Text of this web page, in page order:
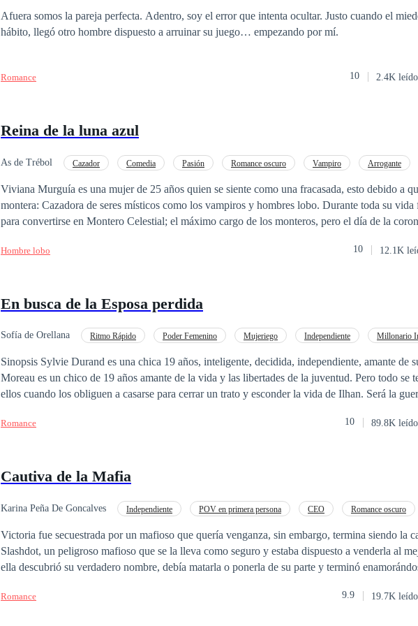
Afuera somos la pareja perfecta. Adentro, soy el error que intenta ocultar. Justo cuando el
hábito, llegó otro hombre dispuesto a arruinar su juego… empezando por mí.
Romance 10 2.4K
Reina de la luna azul
As de Trébol Cazador Comedia Pasión Romance oscuro Vampiro Arrogante
Viviana Murguía es una mujer de 25 años quien se siente como una fracasada, esto debido a
montera: Cazadora de seres místicos como los vampiros y hombres lobo. Durante toda su vida
para convertirse en Montero Celestial; el máximo cargo de los monteros, pero el día de la
Lucas, el hombre del que siempre estuvo enamorada, Viviana decide escapar del clan de los
enfrenta a la misteriosa muerte de su padre, debe descubrir qué ser sobrenatural lo asesinó y
tan malos como ella pensaba.
Hombre lobo 10 12.1K
En busca de la Esposa perdida
Sofía de Orellana Ritmo Rápido Poder Femenino Mujeriego Independiente
Millonario
Sinopsis Sylvie Durand es una chica 19 años, inteligente, decidida, independiente, amante de su carrera. Ilhan
Moreau es un chico de 19 años amante de la vida y las libertades de la juventud. Pero todo se
ellos cuando los obliguen a casarse para cerrar un trato y esconder la vida de Ilhan. Será la
¿Podrán volver a unirse luego de terminar con su matrimonio?
Romance 10 89.8K
Cautiva de la Mafia
Karina Peña De Goncalves Independiente POV en primera persona CEO
Romance oscuro
Victoria fue secuestrada por un mafioso que quería venganza, sin embargo, termina siendo la
Slashdot, un peligroso mafioso que se la lleva como seguro y estaba dispuesto a venderla al
ella descubrió su verdadero nombre, debía matarla o ponerla de su parte y terminó
muchacho obligado a entrar en la organización de Halcón, ahora no le temblará el pulso para
Romance 9.9 19.7K